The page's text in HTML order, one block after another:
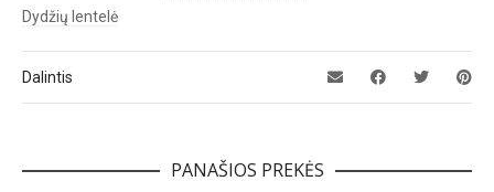
Dydžių lentelė
Dalintis
PANAŠIOS PREKĖS